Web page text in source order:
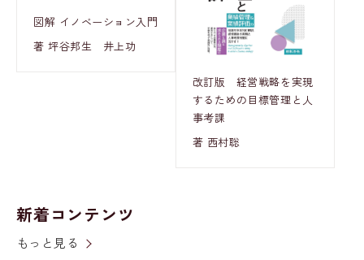
図解 イノベーション入門
著 坪谷邦生 井上功
改訂版 経営戦略を実現
するための目標管理と人
事考課
著 西村聡
新着コンテンツ
もっと見る